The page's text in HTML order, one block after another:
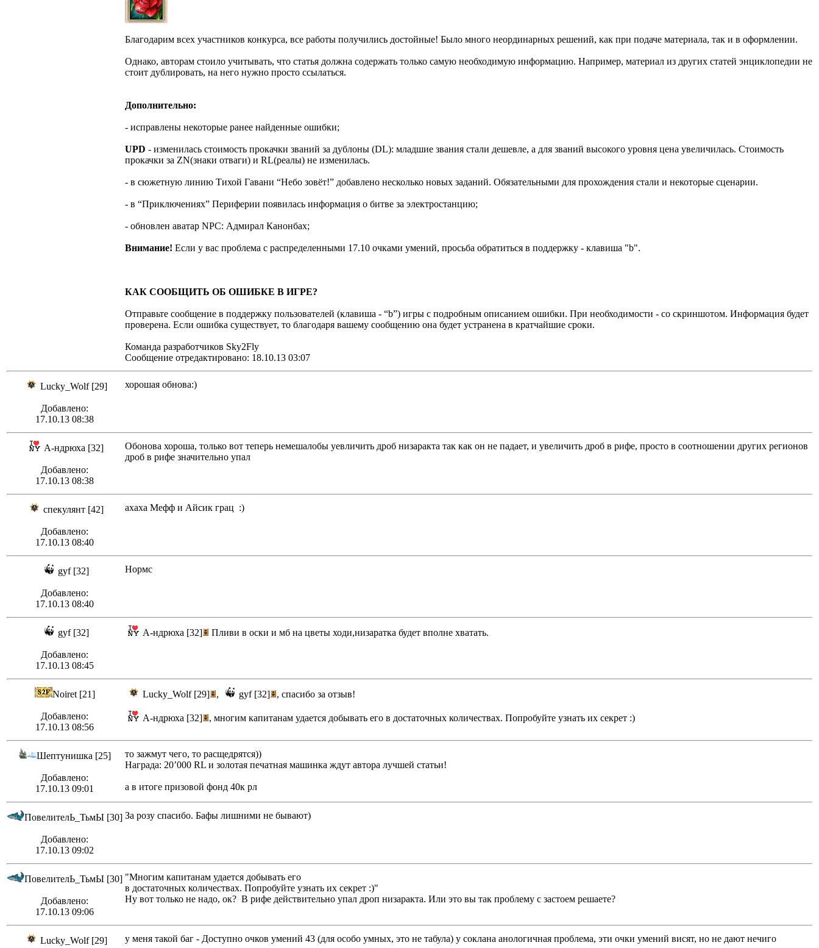
Благодарим всех участников конкурса, все работы получились достойные! Было много неординарных решений, как при подаче материала, так и в оформлении.
Однако, авторам стоило учитывать, что статья должна содержать только самую необходимую информацию. Например, материал из других статей энциклопедии не
стоит дублировать, на него нужно просто ссылаться.
Дополнительно:
- исправлены некоторые ранее найденные ошибки;
UPD - изменилась стоимость прокачки званий за дублоны (DL): младшие звания стали дешевле, а для званий высокого уровня цена увеличилась. Стоимость
прокачки за ZN(знаки отваги) и RL(реалы) не изменилась.
- в сюжетную линию Тихой Гавани “Небо зовёт!” добавлено несколько новых заданий. Обязательными для прохождения стали и некоторые сценарии.
- в “Приключениях” Периферии появилась информация о битве за электростанцию;
- обновлен аватар NPC: Адмирал Канонбах;
Внимание! Если у вас проблема с распределенными 17.10 очками умений, просьба обратиться в поддержку - клавиша "b".
КАК СООБЩИТЬ ОБ ОШИБКЕ В ИГРЕ?
Отправьте сообщение в поддержку пользователей (клавиша - “b”) игры с подробным описанием ошибки. При необходимости - со скриншотом. Информация будет
проверена. Если ошибка существует, то благодаря вашему сообщению она будет устранена в кратчайшие сроки.
Команда разработчиков Sky2Fly
Сообщение отредактировано: 18.10.13 03:07
Lucky_Wolf [29]
Добавлено:
17.10.13 08:38
хорошая обнова:)
А-ндрюха [32]
Добавлено:
17.10.13 08:38
Обонова хороша, только вот теперь немешалобы уевличить дроб низаракта так как он не падает, и увеличить дроб в рифе, просто в соотношении других регионов
дроб в рифе значительно упал
спекулянт [42]
Добавлено:
17.10.13 08:40
ахаха Мефф и Айсик грац :)
gyf [32]
Добавлено:
17.10.13 08:40
Нормс
gyf [32]
Добавлено:
17.10.13 08:45
А-ндрюха [32] Пливи в оски и мб на цветы ходи,низаратка будет вполне хватать.
Noiret [21]
Добавлено:
17.10.13 08:56
Lucky_Wolf [29] , gyf [32] , спасибо за отзыв!
А-ндрюха [32] , многим капитанам удается добывать его в достаточных количествах. Попробуйте узнать их секрет :)
Шептунишка [25]
Добавлено:
17.10.13 09:01
то зажмут чего, то расщедрятся))
Награда: 20’000 RL и золотая печатная машинка ждут автора лучшей статьи!
а в итоге призовой фонд 40к рл
ПовелителЬ_ТьмЫ [30]
Добавлено:
17.10.13 09:02
За розу спасибо. Бафы лишними не бывают)
ПовелителЬ_ТьмЫ [30]
Добавлено:
17.10.13 09:06
"Многим капитанам удается добывать его
в достаточных количествах. Попробуйте узнать их секрет :)"
Ну вот только не надо, ок? В рифе действительно упал дроп низаракта. Или это вы так проблему с застоем решаете?
Lucky_Wolf [29] у меня такой баг - Доступно очков умений 43 (для особо умных, это не табула) у соклана анологичная проблема, эти очки умений висят, но не дают нечиго